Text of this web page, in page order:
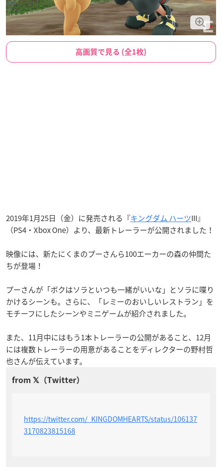
高画質で見る (全1枚)
2019年1月25日（金）に発売される『キングダム ハーツIII』
（PS4・Xbox One）より、最新トレーラーが公開されました！
映像には、新たにくまのプーさんら100エーカーの森の仲間た
ちが登場！
プーさんが「ボクはソラといつも一緒がいいな」とソラに喋り
かけるシーンも。さらに、「レミーのおいしいレストラン」を
モチーフにしたシーンやミニゲームが紹介されました。
また、11月中にはもう1本トレーラーの公開があること、12月
には複数トレーラーの用意があることをディレクターの野村哲
也さんが伝えています。
https://twitter.com/_KINGDOMHEARTS/status/106137
3170823815168